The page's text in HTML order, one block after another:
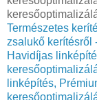
Természetes
zsalukő kerítésről
Havidíjas
linképítés,